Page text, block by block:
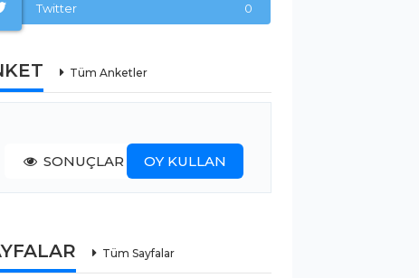
Twitter 0
Tüm Anketler
SONUÇLAR OY KULLAN
Tüm Sayfalar